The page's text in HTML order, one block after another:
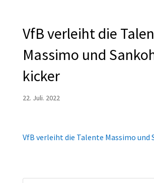
VfB verleiht die
Massimo und
kicker
22. Juli. 2022
VfB verleiht die Talente Massimo und